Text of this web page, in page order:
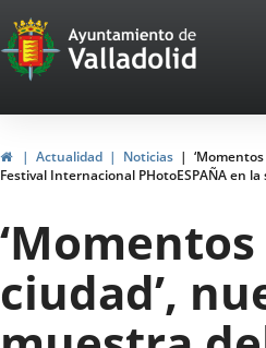
Portal
Web
del
Ayuntamiento
de
Valladolid
InicioActualidad Noticias
Festival Internacional PHotoESPAÑA en
ciudad’,